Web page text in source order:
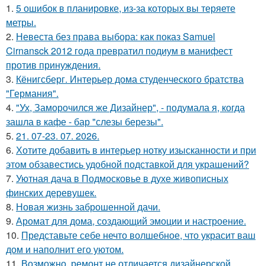
1. 5 ошибок в планировке, из-за которых вы теряете
метры.
2. Невеста без права выбора: как показ Samuel
Cirnansck 2012 года превратил подиум в манифест
против принуждения.
3. Кёнигсберг. Интерьер дома студенческого братства
"Германия".
4. "Ух, Заморочился же Дизайнер", - подумала я, когда
зашла в кафе - бар "слезы березы".
5. 21. 07-23. 07. 2026.
6. Хотите добавить в интерьер нотку изысканности и при
этом обзавестись удобной подставкой для украшений?
7. Уютная дача в Подмосковье в духе живописных
финских деревушек.
8. Новая жизнь заброшенной дачи.
9. Аромат для дома, создающий эмоции и настроение.
10. Представьте себе нечто волшебное, что украсит ваш
дом и наполнит его уютом.